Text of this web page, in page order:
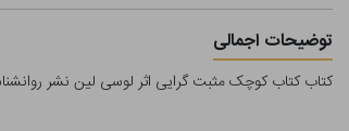
توضیحات اجمالی
کتاب کتاب کوچک مثبت گرایی اثر لوسی لین نشر